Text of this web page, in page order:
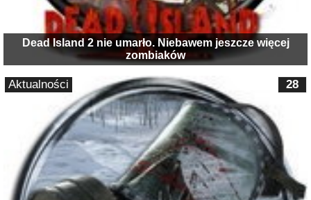
Dead Island 2 nie umarło. Niebawem jeszcze więcej
zombiaków
28
Aktualności